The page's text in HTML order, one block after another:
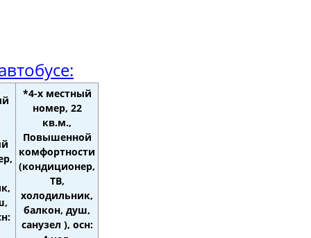
*4-х местный
номер, 22
кв.м.,
Повышенной
комфортности
(кондиционер,
ТВ,
холодильник,
балкон, душ,
санузел ), осн: